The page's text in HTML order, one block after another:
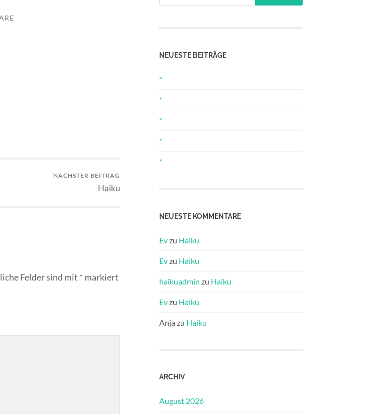
NÄCHSTER BEITRAG
Haiku
Felder sind mit * markiert
NEUESTE BEITRÄGE
*
*
*
*
*
NEUESTE KOMMENTARE
Evzu Haiku
Evzu Haiku
haikuadmin zu Haiku
Evzu Haiku
Anja zu Haiku
ARCHIV
August 2026